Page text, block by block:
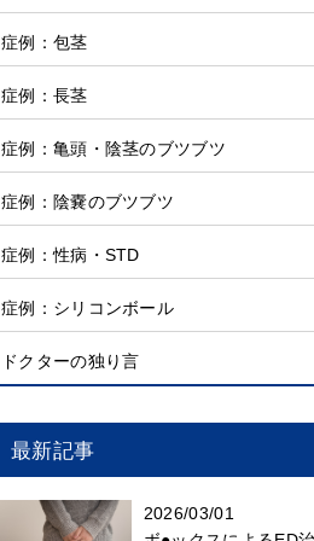
症例：包茎
症例：長茎
症例：亀頭・陰茎のブツブツ
症例：陰嚢のブツブツ
症例：性病・STD
症例：シリコンボール
ドクターの独り言
最新記事
2026/03/01